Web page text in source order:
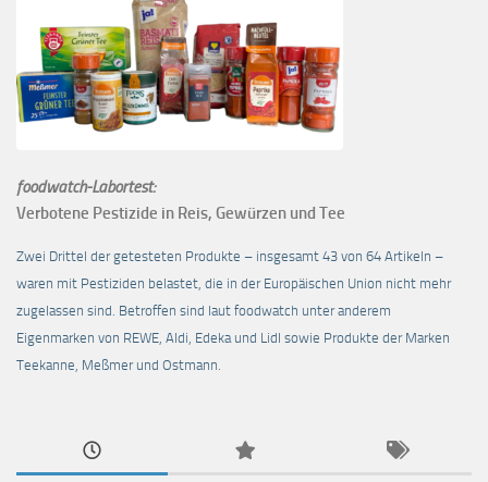
foodwatch-Labortest:
Verbotene Pestizide in Reis, Gewürzen und Tee
Zwei Drittel der getesteten Produkte – insgesamt 43 von 64 Artikeln –
waren mit Pestiziden belastet, die in der Europäischen Union nicht mehr
zugelassen sind. Betroffen sind laut foodwatch unter anderem
Eigenmarken von REWE, Aldi, Edeka und Lidl sowie Produkte der Marken
Teekanne, Meßmer und Ostmann.